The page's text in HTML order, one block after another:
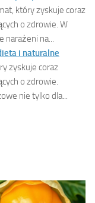
który zyskuje coraz
o zdrowie. W
narażeni na...
i naturalne
zyskuje coraz
o zdrowie.
nie tylko dla...